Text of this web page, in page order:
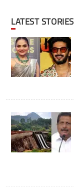
LATEST STORIES